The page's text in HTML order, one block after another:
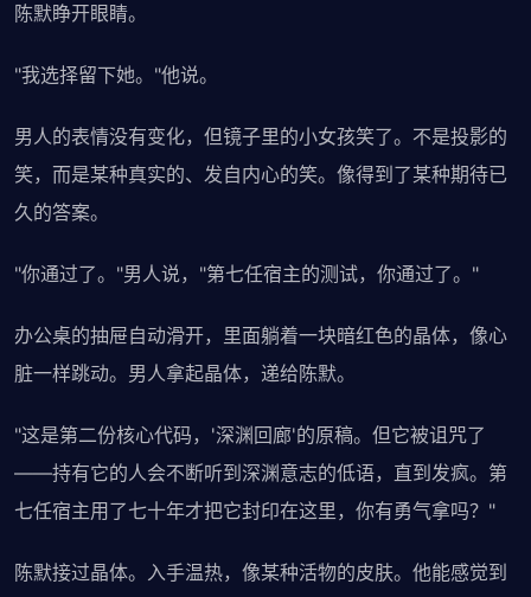
陈默睁开眼睛。
"我选择留下她。"他说。
男人的表情没有变化，但镜子里的小女孩笑了。不是投影的
笑，而是某种真实的、发自内心的笑。像得到了某种期待已
久的答案。
"你通过了。"男人说，"第七任宿主的测试，你通过了。"
办公桌的抽屉自动滑开，里面躺着一块暗红色的晶体，像心
脏一样跳动。男人拿起晶体，递给陈默。
"这是第二份核心代码，'深渊回廊'的原稿。但它被诅咒了
——持有它的人会不断听到深渊意志的低语，直到发疯。第
七任宿主用了七十年才把它封印在这里，你有勇气拿吗？"
陈默接过晶体。入手温热，像某种活物的皮肤。他能感觉到